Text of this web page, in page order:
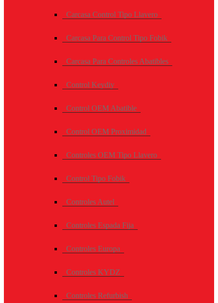
Carcasa Control Tipo Llavero
Carcasa Para Control Tipo Fobik
Carcasa Para Controles Abatibles
Control Keydiy
Control OEM Abatible
Control OEM Proximidad
Controles OEM Tipo Llavero
Control Tipo Fobik
Controles Autel
Controles Espada Fija
Controles Europa
Controles KYDZ
Controles Refurbish